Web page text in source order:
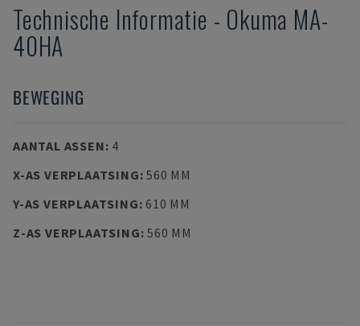
Technische Informatie - Okuma MA-
40HA
BEWEGING
AANTAL ASSEN: 4
X-AS VERPLAATSING:560 MM
Y-AS VERPLAATSING: 610 MM
Z-AS VERPLAATSING:560 MM